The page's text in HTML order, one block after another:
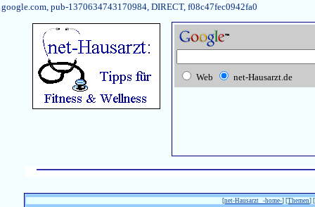
google.com, pub-1370634743170984, DIRECT, f08c47fec0942fa0
Web net-Hausarzt.de
[net-Hausarzt -home-] [Themen] [